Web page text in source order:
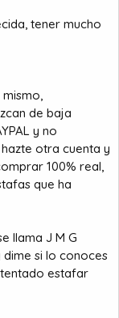
tener mucho
de baja
y no
otra cuenta y
100% real,
que ha
llama J M G
si lo conoces
estafar